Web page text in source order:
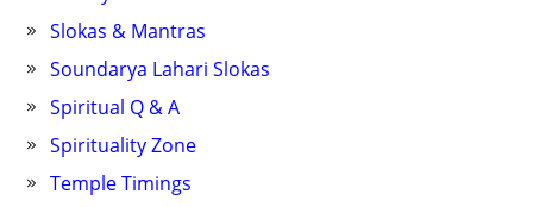
Slokas & Mantras
Soundarya Lahari Slokas
Spiritual Q & A
Spirituality Zone
Temple Timings